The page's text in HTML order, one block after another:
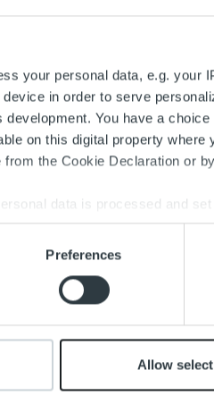
your personal data, e.g. your
in order to serve
You have a
on this digital property
the Cookie Declaration or
data is processed and
and ads, to provide
site with our social media,
to them or that they’ve
Preferences
Allow
vaikuttaa
palvelee 24/7
ollessa kiinni voit hoitaa
osoitteessa:
Suomi.fi-valtuuksien
voit hoitaa laskuun,
useampaan erään ja
palautusta varten tai valtuuttaa